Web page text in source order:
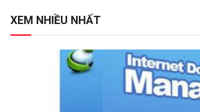
XEM NHIỀU NHẤT